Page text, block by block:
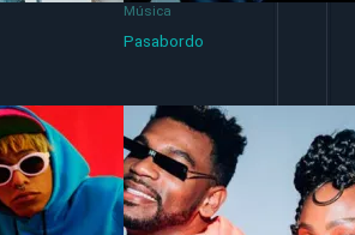
Música
Pasabordo